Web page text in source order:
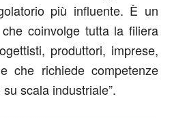
più influente. È un
coinvolge tutta la filiera
produttori, imprese,
che richiede competenze
scala industriale”.